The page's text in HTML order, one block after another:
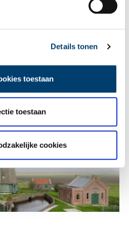
Details tonen
toestaan
toestaan
cookies